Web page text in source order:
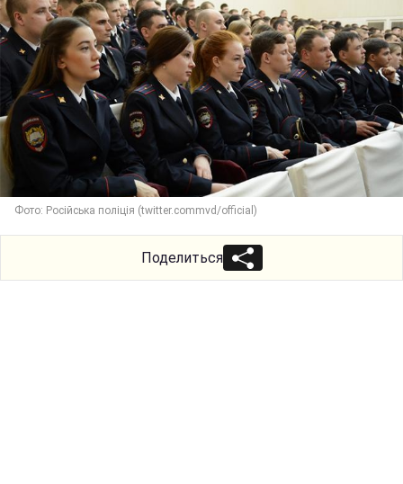
Фото: Російська поліція (twitter.commvd/official)
Поделиться